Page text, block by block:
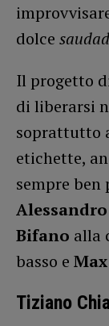
dolce
Il progetto
di liberarsi
soprattutto
etichette,
sempre ben
Bifano alla
basso e
Tiziano